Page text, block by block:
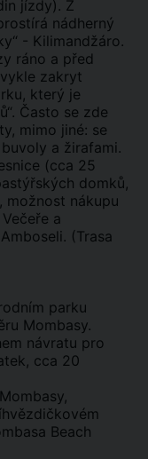
jízdy). Z
nádherný
- Kilimandžáro.
ráno a před
zakryt
který je
Často se zde
mimo jiné: se
a žirafami.
(cca 25
domků,
možnost nákupu
a
(Trasa
parku
Mombasy.
návratu pro
cca 20
Beach